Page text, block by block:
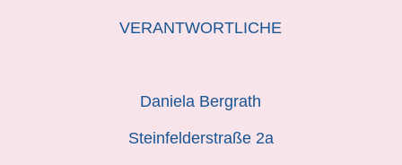
VERANTWORTLICHE
Daniela Bergrath
Steinfelderstraße 2a